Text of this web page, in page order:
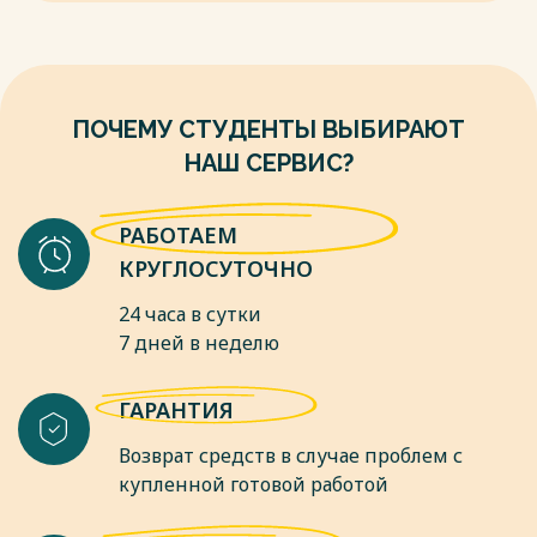
Весь текст будет доступенпосле покупки
федеральным налогам (на примере Республики Дагестан) //
Весь текст будет доступен
ПОЧЕМУ СТУДЕНТЫ ВЫБИРАЮТ
НАШ СЕРВИС?
РАБОТАЕМ
КРУГЛОСУТОЧНО
24 часа в сутки
7 дней в неделю
ГАРАНТИЯ
Возврат средств в случае проблем с
купленной готовой работой